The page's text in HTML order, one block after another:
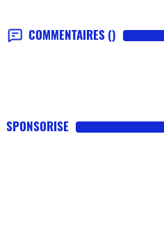
COMMENTAIRES ()
SPONSORISE